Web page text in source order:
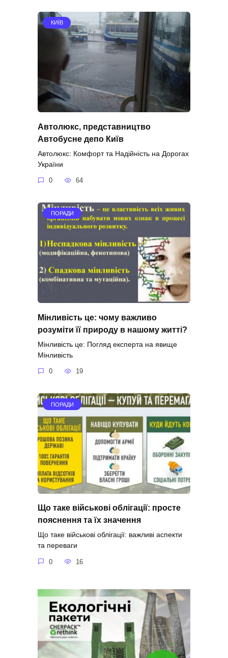
КИЇВ
Автолюкс, представництво
Автобусне депо Київ
Автолюкс: Комфорт та Надійність на Дорогах
України
0 64
ПОРАДИ
Мінливість це: чому важливо
розуміти її природу в нашому житті?
Мінливість це: Погляд експерта на явище
Мінливість
0 19
ПОРАДИ
Що таке військові облігації: просте
пояснення та їх значення
Що таке військові облігації: важливі аспекти
та переваги
0 16